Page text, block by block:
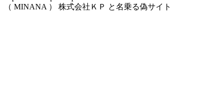
（ MINANA ） 株式会社ＫＰ と名乗る偽サイト